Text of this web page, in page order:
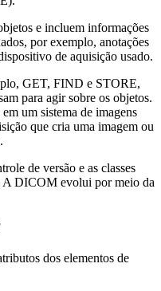
e incluem informações
por exemplo, anotações
de aquisição usado.
GET, FIND e STORE,
para agir sobre os objetos.
um sistema de imagens
que cria uma imagem ou
de versão e as classes
A DICOM evolui por meio da
dos elementos de